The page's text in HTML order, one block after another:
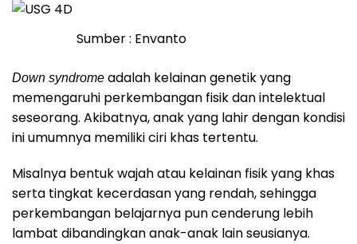
Sumber : Envanto
Down syndrome adalah kelainan genetik yang
memengaruhi perkembangan fisik dan intelektual
seseorang. Akibatnya, anak yang lahir dengan kondisi
ini umumnya memiliki ciri khas tertentu.
Misalnya bentuk wajah atau kelainan fisik yang khas
serta tingkat kecerdasan yang rendah, sehingga
perkembangan belajarnya pun cenderung lebih
lambat dibandingkan anak-anak lain seusianya.